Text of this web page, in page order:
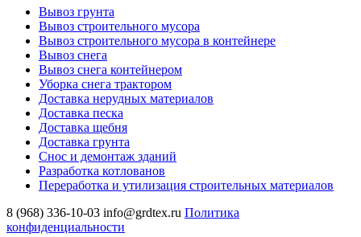
Вывоз грунта
Вывоз строительного мусора
Вывоз строительного мусора в контейнере
Вывоз снега
Вывоз снега контейнером
Уборка снега трактором
Доставка нерудных материалов
Доставка песка
Доставка щебня
Доставка грунта
Снос и демонтаж зданий
Разработка котлованов
Переработка и утилизация строительных материалов
8 (968) 336-10-03 info@grdtex.ru Политика
конфиденциальности